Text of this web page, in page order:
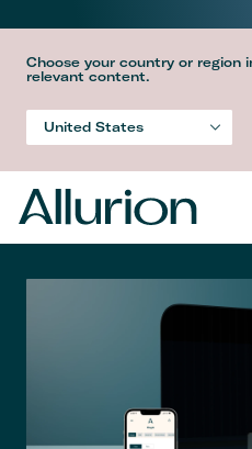
Choose your country or region
relevant content.
United States